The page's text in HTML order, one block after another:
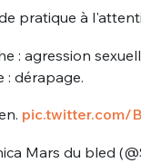
pratique à
: agression
: dérapage.
pic.twitter.com/
Mars du bled